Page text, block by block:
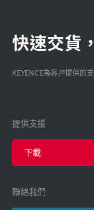
快速交貨
KEYENCE為客戸提供的
提供支援
下載
聯絡我們